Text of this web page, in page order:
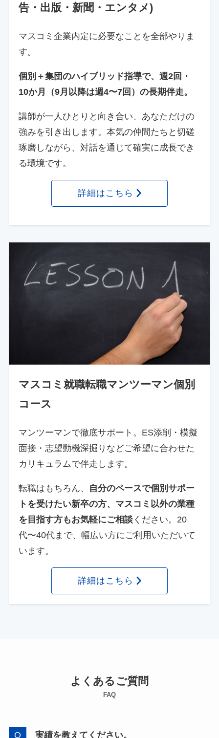
告・出版・新聞・エンタメ)
マスコミ企業内定に必要なことを全部やりま
す。
個別＋集団のハイブリッド指導で、週2回・
10か月（9月以降は週4〜7回）の長期伴走。
講師が一人ひとりと向き合い、あなただけの
強みを引き出します。本気の仲間たちと切磋
琢磨しながら、対話を通じて確実に成長でき
る環境です。
詳細はこちら
マスコミ就職転職マンツーマン個別
コース
マンツーマンで徹底サポート。ES添削・模擬
面接・志望動機深掘りなどご希望に合わせた
カリキュラムで伴走します。
転職はもちろん、 自分のペースで個別サポー
トを受けたい新卒の方、マスコミ以外の業種
を目指す方もお気軽にご相談 ください。20
代〜40代まで、幅広い方にご利用いただいて
います。
詳細はこちら
よくあるご質問
FAQ
実績を教えてください。